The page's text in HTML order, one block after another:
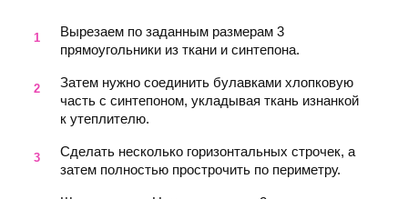
Вырезаем по заданным размерам 3
прямоугольники из ткани и синтепона.
Затем нужно соединить булавками хлопковую
часть с синтепоном, укладывая ткань изнанкой
к утеплителю.
Сделать несколько горизонтальных строчек, а
затем полностью прострочить по периметру.